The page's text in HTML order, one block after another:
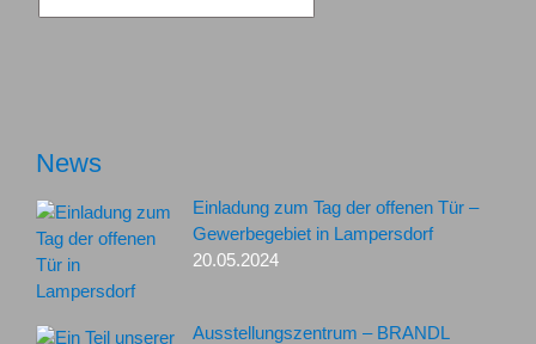
News
Einladung zum Tag der offenen Tür –
Gewerbegebiet in Lampersdorf
20.05.2024
Ausstellungszentrum – BRANDL